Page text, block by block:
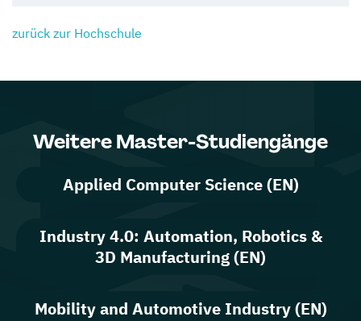
zurück zur Hochschule
Weitere Master-Studiengänge
Applied Computer Science (EN)
Industry 4.0: Automation, Robotics &
3D Manufacturing (EN)
Mobility and Automotive Industry (EN)